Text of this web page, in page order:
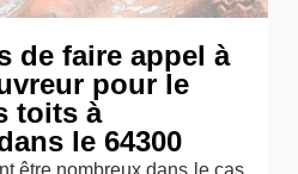
de faire appel à
pour le
toits à
le 64300
être nombreux dans le cas